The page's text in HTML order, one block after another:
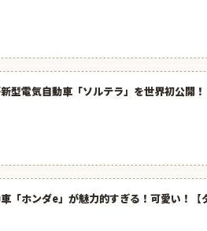
型電気自動車「ソルテラ」を世界初公開！
「ホンダe」が魅力的すぎる！可愛い！【